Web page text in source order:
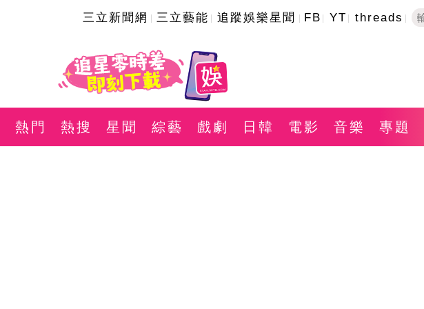
三立新聞網 三立藝能 追蹤娛樂星聞 FB YT threads
熱門 熱搜 星聞 綜藝 戲劇 日韓 電影 音樂 專題